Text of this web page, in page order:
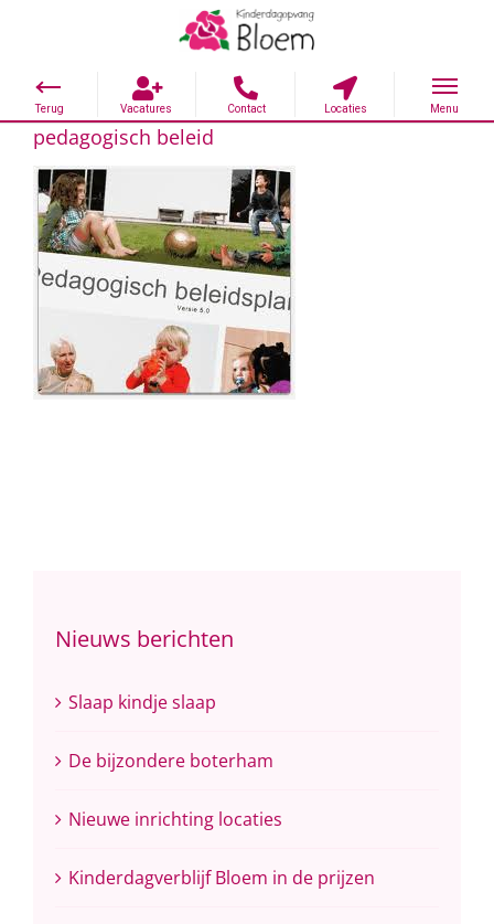
naar
inhoud
pedagogisch beleid
Nieuws berichten
Slaap kindje slaap
De bijzondere boterham
Nieuwe inrichting locaties
Kinderdagverblijf Bloem in de prijzen